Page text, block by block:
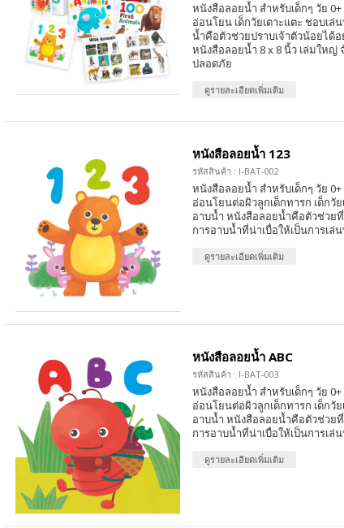
หนังสือลอยน้ำ สำหรับเด็กๆ วัย
อ่อนโยน เด็กวัยเตาะแตะ ชอบเ
น้ำคือตัวช่วยปราบเจ้าตัวน้อยได้
หนังสือลอยน้ำ 8 x 8 นิ้ว เล่มให
ปลอดภัย
ดูรายละเอียดเพิ่มเติม
หนังสือลอยน้ำ 123
รหัสสินค้า : I-BAT-002
หนังสือลอยน้ำ สำหรับเด็กๆ วัย
อ่อนโยนต่อผิวลูกเด็กทารก เด็กวั
อาบน้ำ หนังสือลอยน้ำคือตัวช่วย
การอาบน้ำที่น่าเบื่อให้เป็นการเ
ดูรายละเอียดเพิ่มเติม
หนังสือลอยน้ำ ABC
รหัสสินค้า : I-BAT-003
หนังสือลอยน้ำ สำหรับเด็กๆ วัย
อ่อนโยนต่อผิวลูกเด็กทารก เด็กวั
อาบน้ำ หนังสือลอยน้ำคือตัวช่วย
การอาบน้ำที่น่าเบื่อให้เป็นการเ
ดูรายละเอียดเพิ่มเติม